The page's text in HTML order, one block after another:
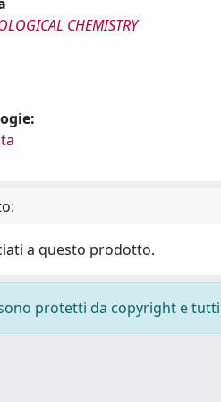
CHEMISTRY
a questo prodotto.
protetti da copyright e